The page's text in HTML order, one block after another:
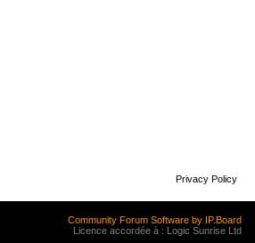
Privacy Policy
Community Forum Software by IP.Board
Licence accordée à : Logic Sunrise Ltd